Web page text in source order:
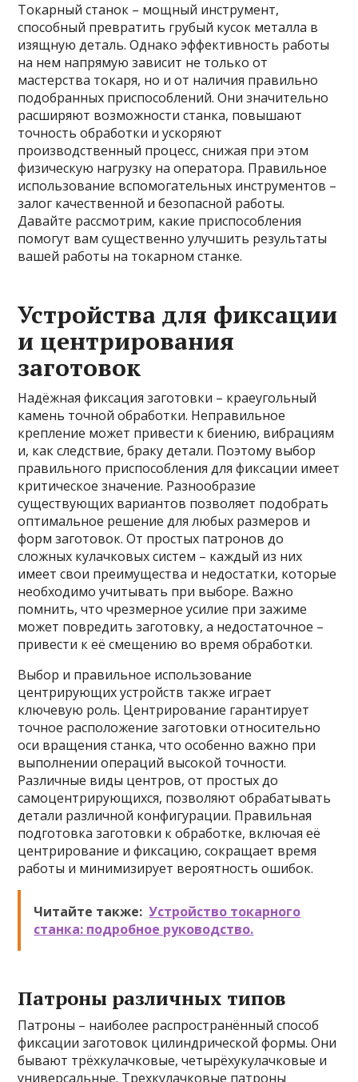
Токарный станок – мощный инструмент,
способный превратить грубый кусок металла в
изящную деталь. Однако эффективность работы
на нем напрямую зависит не только от
мастерства токаря, но и от наличия правильно
подобранных приспособлений. Они значительно
расширяют возможности станка, повышают
точность обработки и ускоряют
производственный процесс, снижая при этом
физическую нагрузку на оператора. Правильное
использование вспомогательных инструментов –
залог качественной и безопасной работы.
Давайте рассмотрим, какие приспособления
помогут вам существенно улучшить результаты
вашей работы на токарном станке.
Устройства для фиксации
и центрирования
заготовок
Надёжная фиксация заготовки – краеугольный
камень точной обработки. Неправильное
крепление может привести к биению, вибрациям
и, как следствие, браку детали. Поэтому выбор
правильного приспособления для фиксации имеет
критическое значение. Разнообразие
существующих вариантов позволяет подобрать
оптимальное решение для любых размеров и
форм заготовок. От простых патронов до
сложных кулачковых систем – каждый из них
имеет свои преимущества и недостатки, которые
необходимо учитывать при выборе. Важно
помнить, что чрезмерное усилие при зажиме
может повредить заготовку, а недостаточное –
привести к её смещению во время обработки.
Выбор и правильное использование
центрирующих устройств также играет
ключевую роль. Центрирование гарантирует
точное расположение заготовки относительно
оси вращения станка, что особенно важно при
выполнении операций высокой точности.
Различные виды центров, от простых до
самоцентрирующихся, позволяют обрабатывать
детали различной конфигурации. Правильная
подготовка заготовки к обработке, включая её
центрирование и фиксацию, сокращает время
работы и минимизирует вероятность ошибок.
Читайте также: Устройство токарного
станка: подробное руководство.
Патроны различных типов
Патроны – наиболее распространённый способ
фиксации заготовок цилиндрической формы. Они
бывают трёхкулачковые, четырёхукулачковые и
универсальные. Трехкулачковые патроны